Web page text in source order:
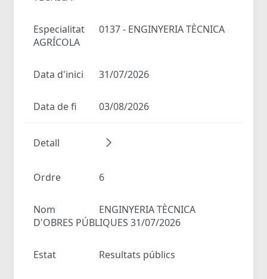
Especialitat
0137 - ENGINYERIA TÈCNICA
AGRÍCOLA
Data d'inici 31/07/2026
Data de fi 03/08/2026
Detall
Ordre 6
Nom
ENGINYERIA TÈCNICA
D'OBRES PÚBLIQUES 31/07/2026
Estat Resultats públics